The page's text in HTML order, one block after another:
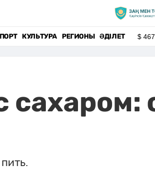
КУЛЬТУРА РЕГИОНЫ ӘДІЛЕТ $
сахаром: